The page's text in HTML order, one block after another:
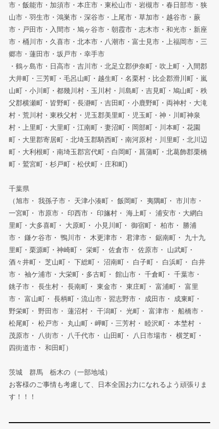
市・飯能市・加須市・本庄市・東松山市・岩槻市・春日部市・狭
山市・羽生市・鴻巣市・深谷市・上尾市・草加市・越谷市・蕨
市・戸田市・入間市・鳩ヶ谷市・朝霞市・志木市・和光市・新座
市・桶川市・久喜市・北本市・八潮市・富士見市・上福岡市・三
郷市・蓮田市・坂戸市・幸手市
・鶴ヶ島市・日高市・吉川市・北足立郡伊奈町・吹上町・入間郡
大井町・三芳町・毛呂山町・越生町・名栗村・比企郡滑川町・嵐
山町・小川町・都幾川村・玉川村・川島町・吉見町・鳩山町・秩
父郡横瀬町・皆野町・長瀞町・吉田町・小鹿野町・両神村・大滝
村・荒川村・東秩父村・児玉郡美里町・児玉町・神・川町神泉
村・上里町・大里町・江南町・妻沼町・岡部町・川本町・花園
町・大里郡寄居町・北埼玉郡騎西町・南河原村・川里町・北川辺
町・大利根町・南埼玉郡宮代町・白岡町・菖蒲町・北葛飾郡栗橋
町・鷲宮町・杉戸町・松伏町・庄和町)
千葉県
（旭市・ 我孫子市・ 天津小湊町・ 飯岡町・ 夷隅町・ 市川市・
一宮町・ 市原市・ 印西市・ 印旛村・ 海上町・ 浦安市・大網白
里町・大多喜町・ 大原町・ 小見川町・ 御宿町・ 柏市・ 勝浦
市・ 鎌ケ谷市・ 鴨川市・ 木更津市・ 君津市・ 鋸南町・ 九十九
里町・栗源町・神崎町・ 栄町・ 佐倉市・ 佐原市・ 山武町・
酒々井町・ 芝山町・ 下総町・ 沼南町・ 白子町・ 白浜町・ 白井
市・ 袖ケ浦市・大栄町・多古町・ 館山市・ 千倉町・ 千葉市・
銚子市・ 長生村・ 長南町・ 東金市・ 東庄町・ 富浦町・ 富里
市・ 富山町・ 長柄町・流山市・習志野市・ 成田市・ 成東町・
野栄町・ 野田市・ 蓮沼村・ 干潟町・ 光町・ 富津市・ 船橋市・
松尾町・ 松戸市・ 丸山町・岬町・三芳村・ 睦沢町・ 本埜村 ・
茂原市・ 八街市・ 八千代市・ 山田町・ 八日市場市・ 横芝町・
四街道市・ 和田町）
茨城 群馬 栃木の（一部地域）
お客様のご事情も考慮して、日本全国お力になれるよう頑張りま
す！！！